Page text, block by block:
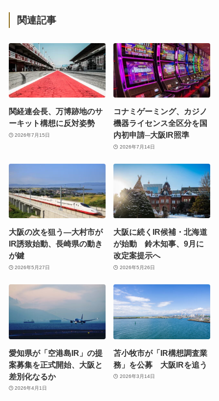
関連記事
関経連会長、万博跡地のサ
ーキット構想に反対姿勢
2026年7月15日
コナミゲーミング、カジノ
機器ライセンス全区分を国
内初申請─大阪IR照準
2026年7月14日
大阪の次を狙う―大村市が
IR誘致始動、長崎県の動き
が鍵
2026年5月27日
大阪に続くIR候補・北海道
が始動 鈴木知事、9月に
改定案提示へ
2026年5月26日
愛知県が「空港島IR」の提
案募集を正式開始、大阪と
差別化なるか
2026年4月1日
苫小牧市が「IR構想調査業
務」を公募 大阪IRを追う
2026年3月14日